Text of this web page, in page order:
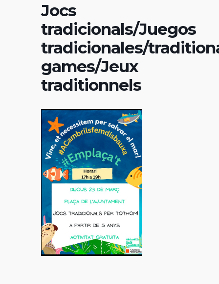
Jocs
tradicionals/Juegos
tradicionales/
games/Jeux
traditionnels